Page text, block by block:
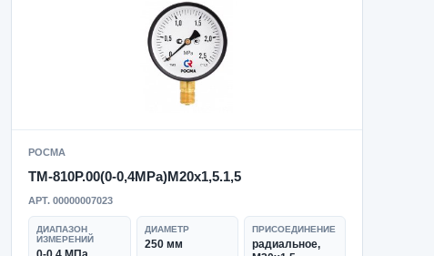
РОСМА
ТМ-810Р.00(0-0,4MPa)M20x1,5.1,5
АРТ. 00000007023
ДИАПАЗОН
ИЗМЕРЕНИЙ
ДИАМЕТР
250 мм
ПРИСОЕДИНЕНИЕ
радиальное,